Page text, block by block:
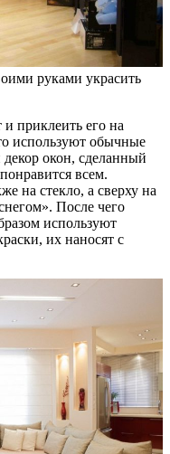
руками украсить
приклеить его на
используют обычные
окон, сделанный
всем.
на стекло, а сверху на
После чего
используют
их наносят с